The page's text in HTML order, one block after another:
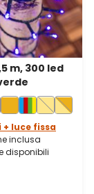
m, 300 led
+ luce fissa
inclusa
disponibili